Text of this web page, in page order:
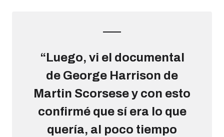
“Luego, vi el documental
de George Harrison de
Martin Scorsese y con esto
confirmé que sí era lo que
quería, al poco tiempo